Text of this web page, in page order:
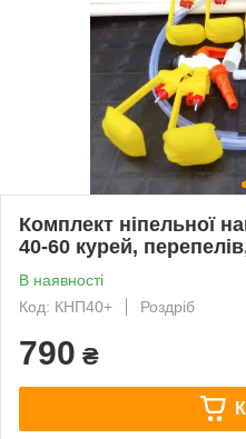
Комплект ніпельної
40-60 курей,
В наявності
Код: КНП40+
Роздріб
790 ₴